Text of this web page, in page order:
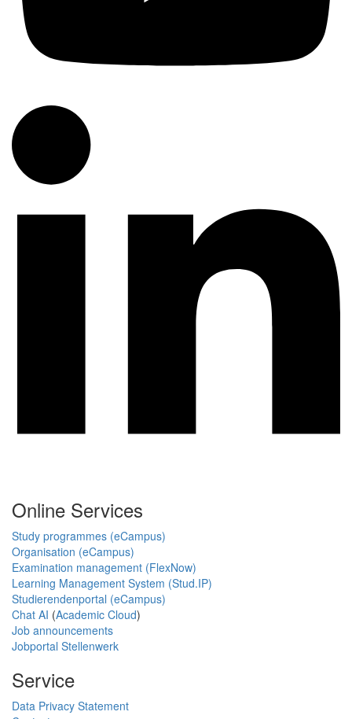
Online Services
Study programmes (eCampus)
Organisation (eCampus)
Examination management (FlexNow)
Learning Management System (Stud.IP)
Studierendenportal (eCampus)
Chat AI (Academic Cloud)
Job announcements
Jobportal Stellenwerk
Service
Data Privacy Statement